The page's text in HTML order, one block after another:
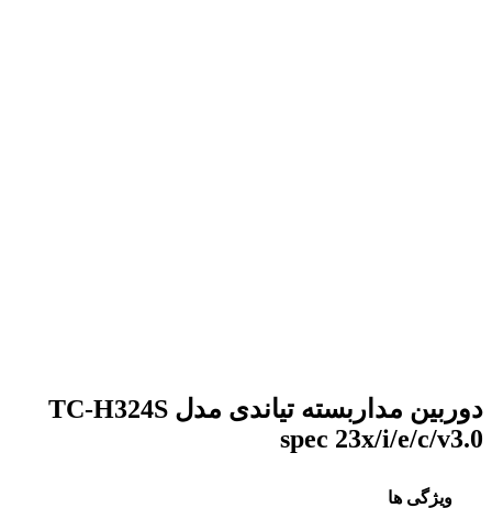
دوربین مداربسته تیاندی مدل TC-H324S
spec 23x/i/e/c/v3.0
ویژگی ها